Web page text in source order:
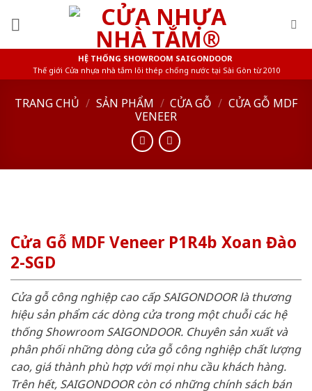
HỆ THỐNG SHOWROOM SAIGONDOOR
Thế giới Cửa nhựa nhà tắm lõi thép chống nước tại Sài Gòn từ 2010
TRANG CHỦ / SẢN PHẨM / CỬA GỖ / CỬA GỖ MDF
VENEER
Cửa Gỗ MDF Veneer P1R4b Xoan Đào
2-SGD
Cửa gỗ công nghiệp cao cấp SAIGONDOOR là thương
hiệu sản phẩm các dòng cửa trong một chuỗi các hệ
thống Showroom SAIGONDOOR. Chuyên sản xuất và
phân phối những dòng cửa gỗ công nghiệp chất lượng
cao, giá thành phù hợp với mọi nhu cầu khách hàng.
Trên hết, SAIGONDOOR còn có những chính sách bán